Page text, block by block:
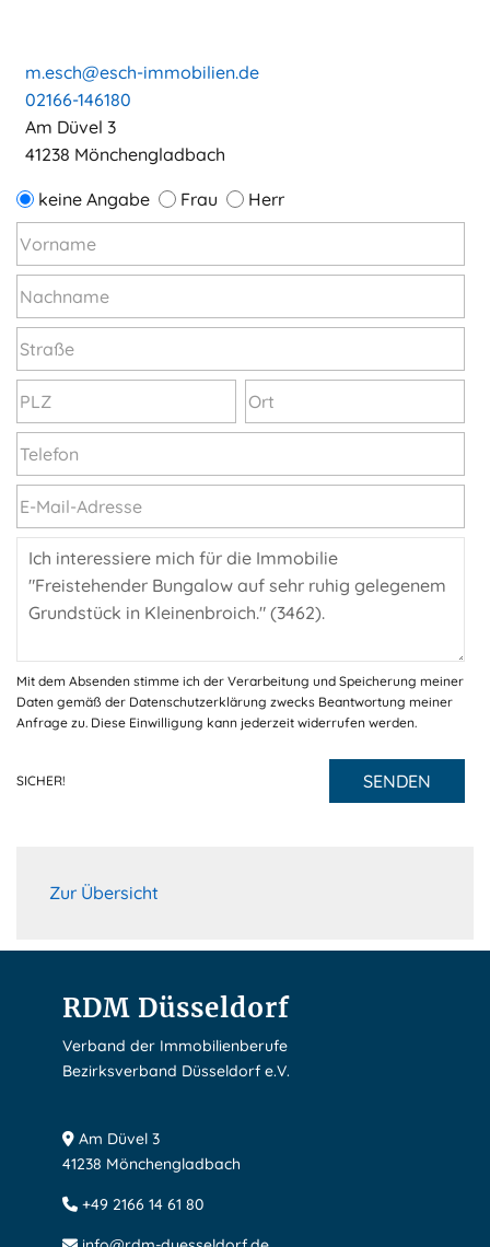
m.esch@esch-immobilien.de
02166-146180
Am Düvel 3
41238 Mönchengladbach
keine Angabe Frau Herr
Mit dem Absenden stimme ich der Verarbeitung und Speicherung meiner
Daten gemäß der Datenschutzerklärung zwecks Beantwortung meiner
Anfrage zu. Diese Einwilligung kann jederzeit widerrufen werden.
SICHER! SENDEN
Zur Übersicht
RDM Düsseldorf
Verband der Immobilienberufe
Bezirksverband Düsseldorf e.V.
Am Düvel 3
41238 Mönchengladbach
+49 2166 14 61 80